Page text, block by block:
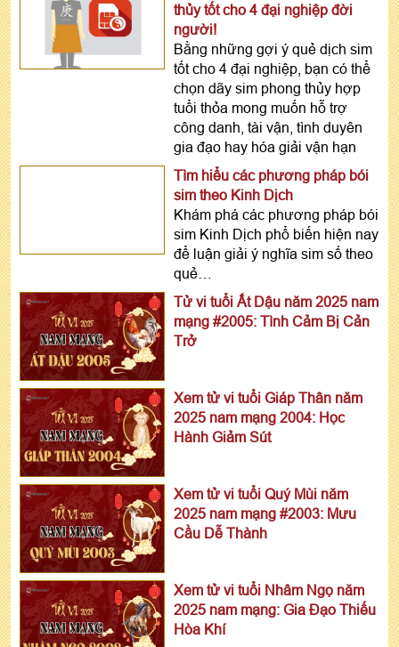
thủy tốt cho 4 đại nghiệp đời
người!
Bằng những gợi ý quẻ dịch sim
tốt cho 4 đại nghiệp, bạn có thể
chọn dãy sim phong thủy hợp
tuổi thỏa mong muốn hỗ trợ
công danh, tài vận, tình duyên
gia đạo hay hóa giải vận hạn
Tìm hiểu các phương pháp bói
sim theo Kinh Dịch
Khám phá các phương pháp bói
sim Kinh Dịch phổ biến hiện nay
để luận giải ý nghĩa sim số theo
quẻ…
Tử vi tuổi Ất Dậu năm 2025 nam
mạng #2005: Tình Cảm Bị Cản
Trở
Xem tử vi tuổi Giáp Thân năm
2025 nam mạng 2004: Học
Hành Giảm Sút
Xem tử vi tuổi Quý Mùi năm
2025 nam mạng #2003: Mưu
Cầu Dễ Thành
Xem tử vi tuổi Nhâm Ngọ năm
2025 nam mạng: Gia Đạo Thiếu
Hòa Khí